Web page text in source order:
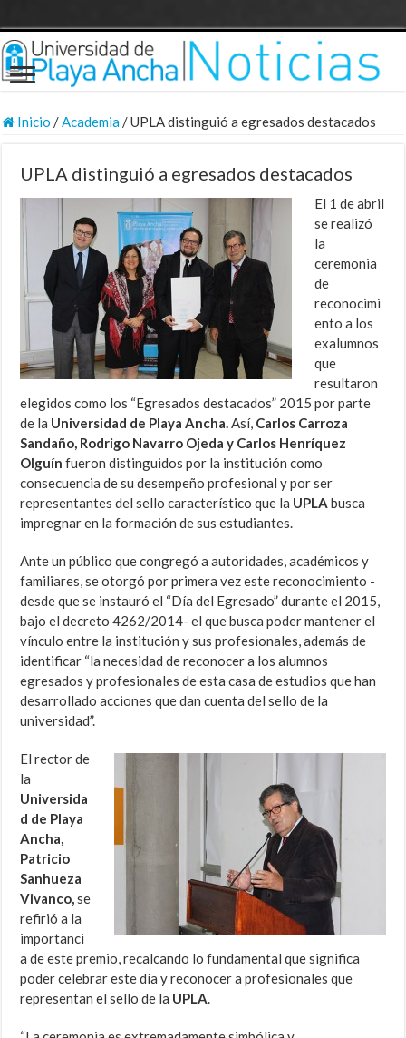
Inicio /Academia/UPLA distinguió a egresados destacados
UPLA distinguió a egresados destacados
El 1 de abril
se realizó
la
ceremonia
de
reconocimi
ento a los
exalumnos
que
resultaron
elegidos como los “Egresados destacados” 2015 por parte
de la Universidad de Playa Ancha.Así, Carlos Carroza
Sandaño, Rodrigo Navarro Ojeda y Carlos Henríquez
Olguín fueron distinguidos por la institución como
consecuencia de su desempeño profesional y por ser
representantes del sello característico que la UPLA busca
impregnar en la formación de sus estudiantes.
Ante un público que congregó a autoridades, académicos y
familiares, se otorgó por primera vez este reconocimiento -
desde que se instauró el “Día del Egresado” durante el 2015,
bajo el decreto 4262/2014- el que busca poder mantener el
vínculo entre la institución y sus profesionales, además de
identificar “la necesidad de reconocer a los alumnos
egresados y profesionales de esta casa de estudios que han
desarrollado acciones que dan cuenta del sello de la
universidad”.
El rector de
la
Universida
d de Playa
Ancha,
Patricio
Sanhueza
Vivanco,se
refirió a la
importanci
a de este premio, recalcando lo fundamental que significa
poder celebrar este día y reconocer a profesionales que
representan el sello de la UPLA.